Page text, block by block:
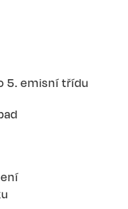
5. emisní třídu